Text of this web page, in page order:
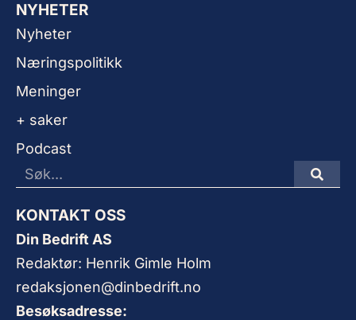
NYHETER
Nyheter
Næringspolitikk
Meninger
+ saker
Podcast
KONTAKT OSS
Din Bedrift AS
Redaktør: Henrik Gimle Holm
redaksjonen@dinbedrift.no
Besøksadresse: